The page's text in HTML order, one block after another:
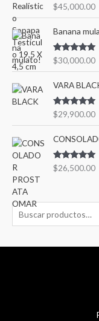
Valorado en
5.00de 5
$45,000.00
Banana
Valorado en
5.00de 5
$30,000.00
VARA
Valorado en
5.00de 5
$29,900.00
Valorado en
5.00de 5
$26,500.00